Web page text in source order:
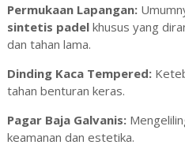
Permukaan Lapangan:
sintetis padelkhusus yang
dan tahan lama.
Dinding Kaca Tempered:
tahan benturan keras.
Pagar Baja Galvanis:
keamanan dan estetika.